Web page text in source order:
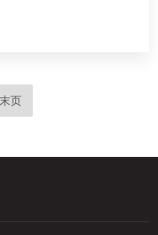
末页